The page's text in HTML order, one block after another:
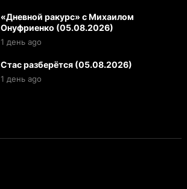
«Дневной ракурс» с Михаилом
Онуфриенко (05.08.2026)
1 день ago
Стас разберётся (05.08.2026)
1 день ago